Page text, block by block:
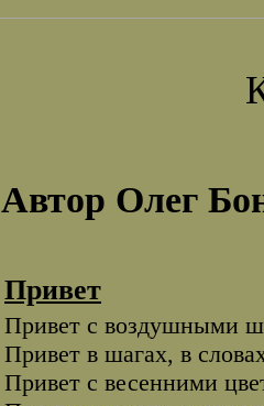
Автор Олег
Привет
Привет с воздушными
Привет в шагах, в
Привет с весенними